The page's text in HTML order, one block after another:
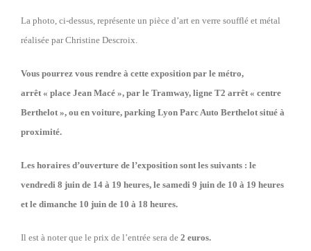
La photo, ci-dessus, représente un pièce d’art en verre soufflé et métal
réalisée par Christine Descroix.
Vous pourrez vous rendre à cette exposition par le métro,
arrêt « place Jean Macé », par le Tramway, ligne T2 arrêt « centre
Berthelot », ou en voiture, parking Lyon Parc Auto Berthelot situé à
proximité.
Les horaires d’ouverture de l’exposition sont les suivants : le
vendredi 8 juin de 14 à 19 heures, le samedi 9 juin de 10 à 19 heures
et le dimanche 10 juin de 10 à 18 heures.
Il est à noter que le prix de l’entrée sera de 2 euros.